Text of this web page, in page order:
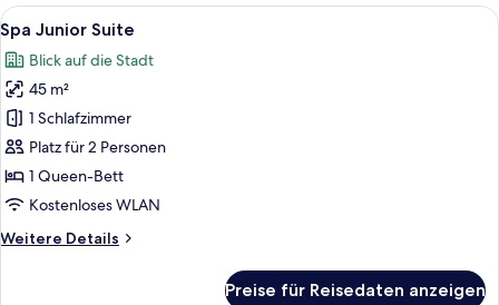
Alle
Fotos
für
Spa
Junior
Suite
anzeigen
Ein modernes Schlafzimmer mit
6
Spa Junior Suite
Blick auf die Stadt
45 m²
1 Schlafzimmer
Platz für 2 Personen
1 Queen-Bett
Kostenloses WLAN
Weitere Details
Weitere
Preise für Reisedaten anzeigen